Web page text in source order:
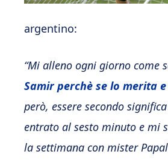
argentino:
“Mi alleno ogni giorno come
Samir perchè se lo merita
però, essere secondo
entrato al sesto minuto e mi
la settimana con mister